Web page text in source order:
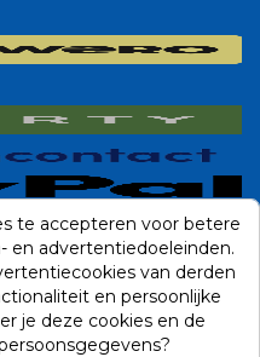
te accepteren voor betere
en advertentiedoeleinden.
van derden
en persoonlijke
je deze cookies en de